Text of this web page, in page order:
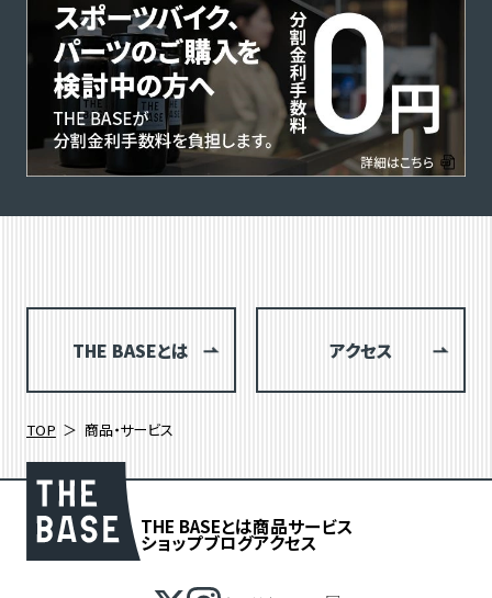
THE BASEとは アクセス
TOP 商品・サービス
THE BASEとは商品サービス
ショップブログアクセス